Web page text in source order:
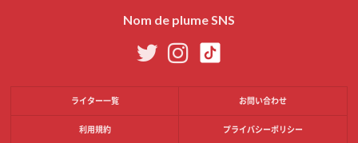
Nom de plume SNS
ライター一覧 お問い合わせ
利用規約 プライバシーポリシー